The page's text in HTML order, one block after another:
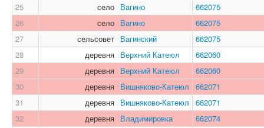
25
село Вагино
662075
26
село Вагино
662075
27
сельсовет Вагинский
662075
28
деревня Верхний Катеюл
662060
29
деревня Верхний Катеюл
662060
30
деревня Вишняково-Катеюл
662071
31
деревня Вишняково-Катеюл
662071
32
деревня Владимировка
662074